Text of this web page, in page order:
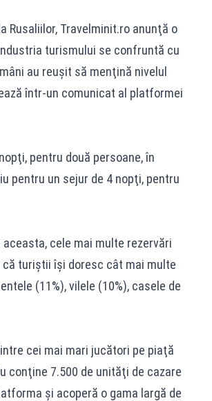
Rusaliilor, Travelminit.ro anunţă o
turismului se confruntă cu
au reuşit să menţină nivelul
într-un comunicat al platformei
pentru două persoane, în
pentru un sejur de 4 nopţi, pentru
cele mai multe rezervări
turiştii îşi doresc cât mai multe
(11%), vilele (10%), casele de
cei mai mari jucători pe piaţă
conţine 7.500 de unităţi de cazare
şi acoperă o gama largă de